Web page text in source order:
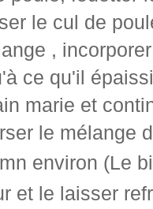
le cul de
,
ce qu'il
marie et
le mélange
environ (Le
et le laisser